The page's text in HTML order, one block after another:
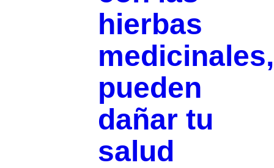
hierbas
medicinales,
pueden
dañar tu
salud